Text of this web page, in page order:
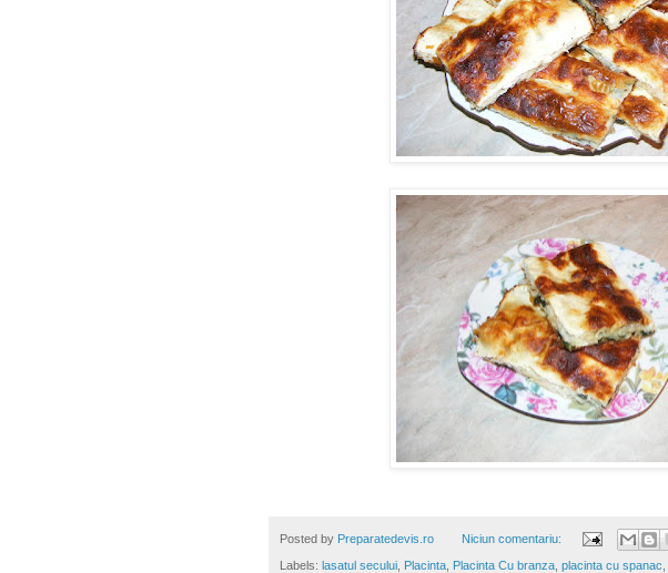
Posted by Preparatedevis.ro Niciun comentariu:
Labels: lasatul secului Placinta Placinta Cu branza placinta cu spanac